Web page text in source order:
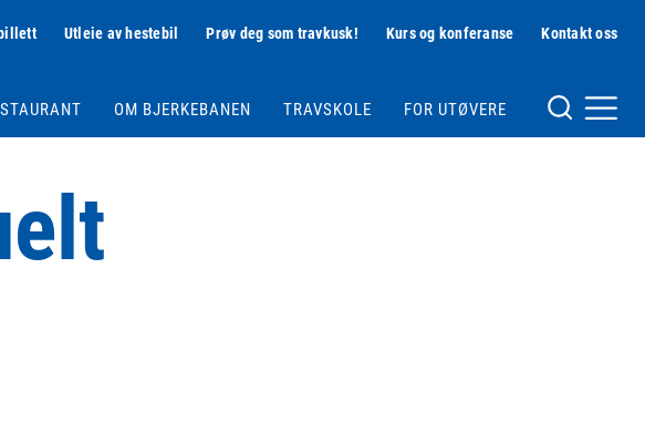
Utleie av hestebil Prøv deg som travkusk! Kurs og konferanse Kontakt oss
OM BJERKEBANEN TRAVSKOLE FOR UTØVERE